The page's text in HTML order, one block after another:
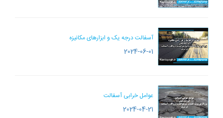
آسفالت درجه یک و ابزارهای مکانیزه
2024-06-01
عوامل خرابی آسفالت
2024-04-21